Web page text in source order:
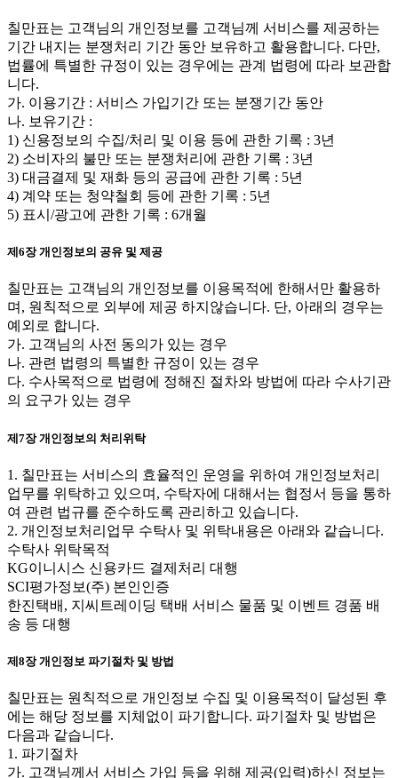
칠만표는 고객님의 개인정보를 고객님께 서비스를 제공하는
기간 내지는 분쟁처리 기간 동안 보유하고 활용합니다. 다만,
법률에 특별한 규정이 있는 경우에는 관계 법령에 따라 보관합
니다.
가. 이용기간 : 서비스 가입기간 또는 분쟁기간 동안
나. 보유기간 :
1) 신용정보의 수집/처리 및 이용 등에 관한 기록 : 3년
2) 소비자의 불만 또는 분쟁처리에 관한 기록 : 3년
3) 대금결제 및 재화 등의 공급에 관한 기록 : 5년
4) 계약 또는 청약철회 등에 관한 기록 : 5년
5) 표시/광고에 관한 기록 : 6개월
제6장 개인정보의 공유 및 제공
칠만표는 고객님의 개인정보를 이용목적에 한해서만 활용하
며, 원칙적으로 외부에 제공 하지않습니다. 단, 아래의 경우는
예외로 합니다.
가. 고객님의 사전 동의가 있는 경우
나. 관련 법령의 특별한 규정이 있는 경우
다. 수사목적으로 법령에 정해진 절차와 방법에 따라 수사기관
의 요구가 있는 경우
제7장 개인정보의 처리위탁
1. 칠만표는 서비스의 효율적인 운영을 위하여 개인정보처리
업무를 위탁하고 있으며, 수탁자에 대해서는 협정서 등을 통하
여 관련 법규를 준수하도록 관리하고 있습니다.
2. 개인정보처리업무 수탁사 및 위탁내용은 아래와 같습니다.
수탁사 위탁목적
KG이니시스 신용카드 결제처리 대행
SCI평가정보(주) 본인인증
한진택배, 지씨트레이딩 택배 서비스 물품 및 이벤트 경품 배
송 등 대행
제8장 개인정보 파기절차 및 방법
칠만표는 원칙적으로 개인정보 수집 및 이용목적이 달성된 후
에는 해당 정보를 지체없이 파기합니다. 파기절차 및 방법은
다음과 같습니다.
1. 파기절차
가. 고객님께서 서비스 가입 등을 위해 제공(입력)하신 정보는